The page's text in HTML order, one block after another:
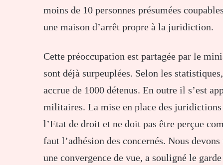
moins de 10 personnes présumées
une maison d’arrêt propre à la juridiction.
Cette préoccupation est partagée par le
sont déjà surpeuplées. Selon les
accrue de 1000 détenus. En outre il s’est
militaires. La mise en place des
l’Etat de droit et ne doit pas être perçue
faut l’adhésion des concernés. Nous
une convergence de vue, a souligné le